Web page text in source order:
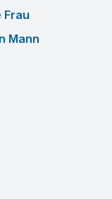
Frau
Mann